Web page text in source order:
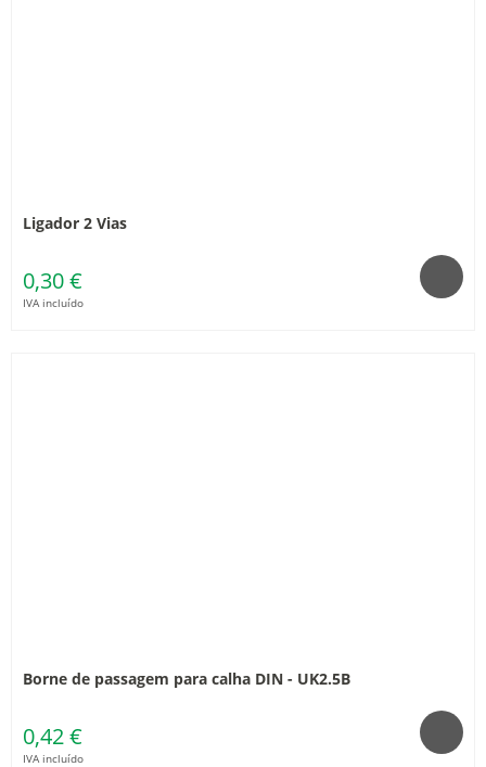
Ligador 2 Vias
0,30 €
IVA incluído
Borne de passagem para calha DIN - UK2.5B
0,42 €
IVA incluído